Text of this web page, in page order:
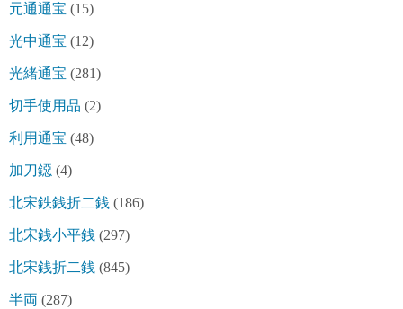
元通通宝 (15)
光中通宝 (12)
光緒通宝 (281)
切手使用品 (2)
利用通宝 (48)
加刀鐚 (4)
北宋鉄銭折二銭 (186)
北宋銭小平銭 (297)
北宋銭折二銭 (845)
半両 (287)